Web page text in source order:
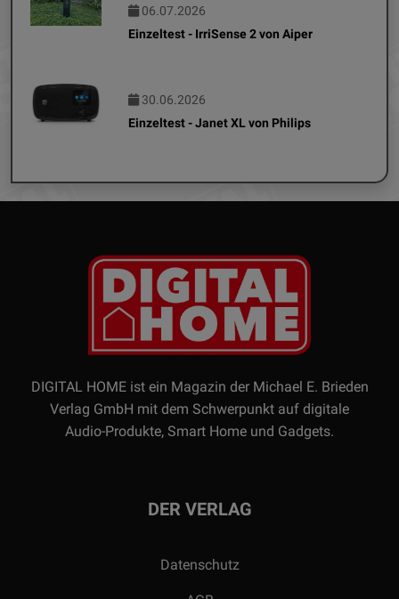
06.07.2026
Einzeltest - IrriSense 2 von Aiper
30.06.2026
Einzeltest - Janet XL von Philips
DIGITAL HOME ist ein Magazin der Michael E. Brieden
Verlag GmbH mit dem Schwerpunkt auf digitale
Audio-Produkte, Smart Home und Gadgets.
DER VERLAG
Datenschutz